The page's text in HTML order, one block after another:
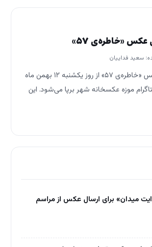
«خاطره‌ی ۵۷»
سعید فداییان
نمایشگاه مجازی عکس «خاطره‌ی ۵۷» از روز یکشنبه ۱۲ بهمن ماه
موزه عکسخانه شهر برپا می‌شود. این
دهه…
میدان» برای ارسال عکس از مراسم